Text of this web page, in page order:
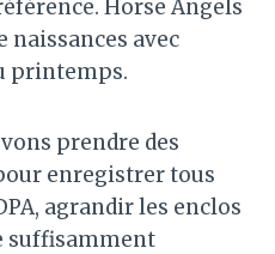
Horse Angels
naissances avec
printemps.
prendre des
enregistrer tous
agrandir les enclos
suffisamment